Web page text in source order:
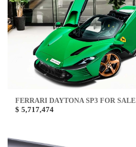
FERRARI DAYTONA SP3 FOR SALE
$ 5,717,474